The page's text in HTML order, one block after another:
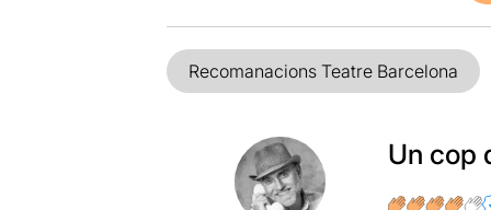
Recomanacions Teatre Barcelona
Un cop